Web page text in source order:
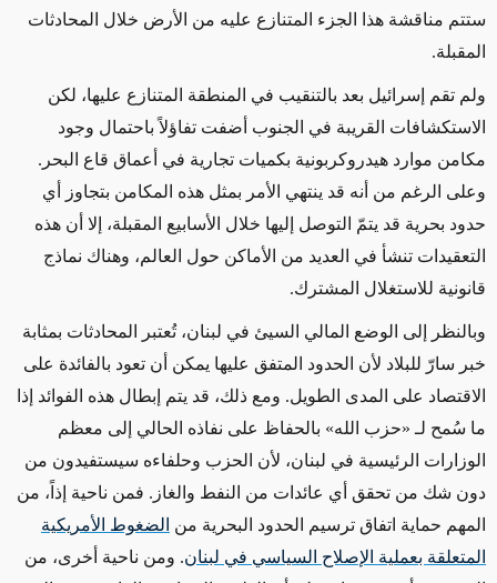
ستتم مناقشة هذا الجزء المتنازع عليه من الأرض خلال المحادثات
المقبلة.
ولم تقم إسرائيل بعد بالتنقيب في المنطقة المتنازع عليها، لكن
الاستكشافات القريبة في الجنوب أضفت تفاؤلاً باحتمال وجود
مكامن موارد هيدروكربونية بكميات تجارية في أعماق قاع البحر.
وعلى الرغم من أنه قد ينتهي الأمر بمثل هذه المكامن بتجاوز أي
حدود بحرية قد يتمّ التوصل إليها خلال الأسابيع المقبلة، إلا أن هذه
التعقيدات تنشأ في العديد من الأماكن حول العالم، وهناك نماذج
قانونية للاستغلال المشترك.
وبالنظر إلى الوضع المالي السيئ في لبنان، تُعتبر المحادثات بمثابة
خبر سارّ للبلاد لأن الحدود المتفق عليها يمكن أن تعود بالفائدة على
الاقتصاد على المدى الطويل. ومع ذلك، قد يتم إبطال هذه الفوائد إذا
ما سُمح لـ «حزب الله» بالحفاظ على نفاذه الحالي إلى معظم
الوزارات الرئيسية في لبنان، لأن الحزب وحلفاءه سيستفيدون من
دون شك من تحقق أي عائدات من النفط والغاز. فمن ناحية إذاً، من
المهم حماية اتفاق ترسيم الحدود البحرية من الضغوط الأمريكية
المتعلقة بعملية الإصلاح السياسي في لبنان. ومن ناحية أخرى، من